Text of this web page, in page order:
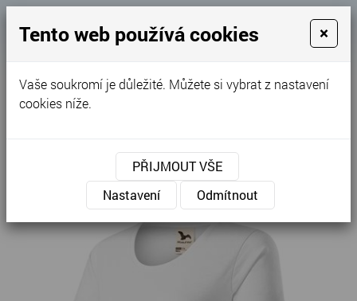
MENU
Native - Tričko dámské 174
Tento web používá cookies ×
Vaše soukromí je důležité. Můžete si vybrat z nastavení
cookies níže.
PŘIJMOUT VŠE
Nastavení
Odmítnout